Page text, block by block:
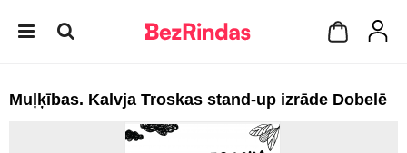
Muļķības. Kalvja Troskas stand-up izrāde Dobelē